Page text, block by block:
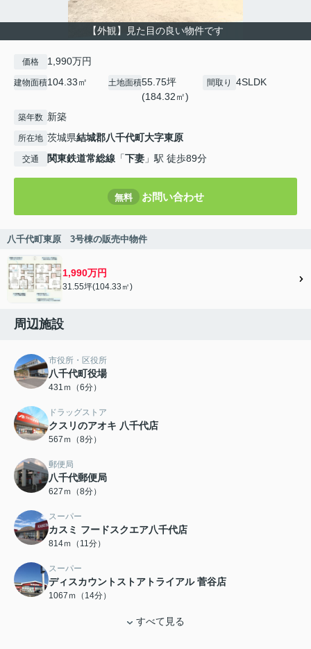
【外観】見た目の良い物件です
価格 1,990万円
建物面積104.33㎡ 土地面積55.75坪
(184.32㎡)
間取り 4SLDK
築年数 新築
所在地 茨城県結城郡八千代町大字東原
交通 関東鉄道常総線 「下妻 」駅 徒歩89分
無料 お問い合わせ
八千代町東原 3号棟の販売中物件
1,990万円
31.55坪(104.33㎡)
周辺施設
市役所・区役所
八千代町役場
431ｍ（6分）
ドラッグストア
クスリのアオキ 八千代店
567ｍ（8分）
郵便局
八千代郵便局
627ｍ（8分）
スーパー
カスミ フードスクエア八千代店
814ｍ（11分）
スーパー
ディスカウントストアトライアル 菅谷店
1067ｍ（14分）
すべて見る